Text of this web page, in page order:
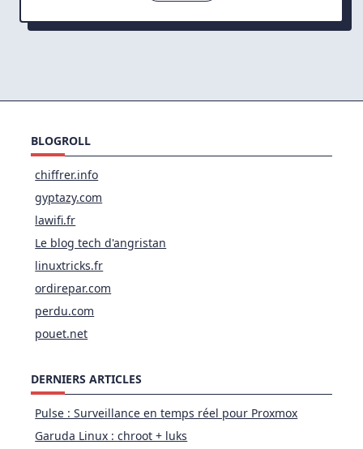
BLOGROLL
chiffrer.info
gyptazy.com
lawifi.fr
Le blog tech d'angristan
linuxtricks.fr
ordirepar.com
perdu.com
pouet.net
DERNIERS ARTICLES
Pulse : Surveillance en temps réel pour Proxmox
Garuda Linux : chroot + luks